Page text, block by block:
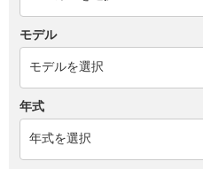
モデル
年式